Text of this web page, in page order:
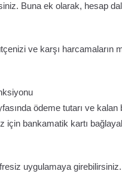
Buna ek olarak, hesap
ve karşı harcamaların
ödeme tutarı ve
için bankamatik kartı
uygulamaya girebilirsiniz.